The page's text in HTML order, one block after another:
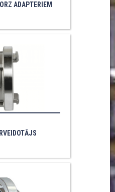
ADAPTERIEM